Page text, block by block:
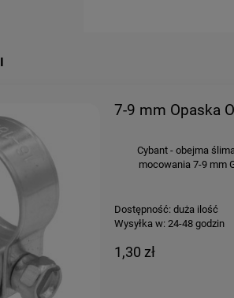
7-9 mm Opaska
Cybant - obejma
mocowania 7-9 mm
Dostępność: duża ilość
Wysyłka w: 24-48 godzin
1,30 zł